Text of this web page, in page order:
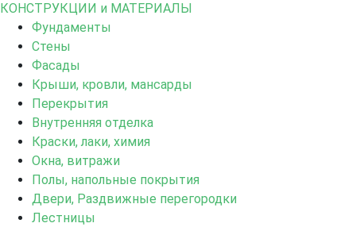
КОНСТРУКЦИИ и МАТЕРИАЛЫ
Фундаменты
Стены
Фасады
Крыши, кровли, мансарды
Перекрытия
Внутренняя отделка
Краски, лаки, химия
Окна, витражи
Полы, напольные покрытия
Двери, Раздвижные перегородки
Лестницы